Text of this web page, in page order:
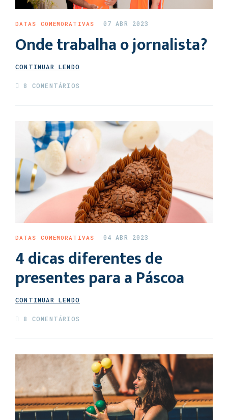
DATAS COMEMORATIVAS 07 ABR 2023
Onde trabalha o jornalista?
CONTINUAR LENDO
8 COMENTÁRIOS
DATAS COMEMORATIVAS 04 ABR 2023
4 dicas diferentes de
presentes para a Páscoa
CONTINUAR LENDO
8 COMENTÁRIOS